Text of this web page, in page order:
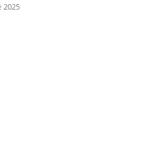
2025